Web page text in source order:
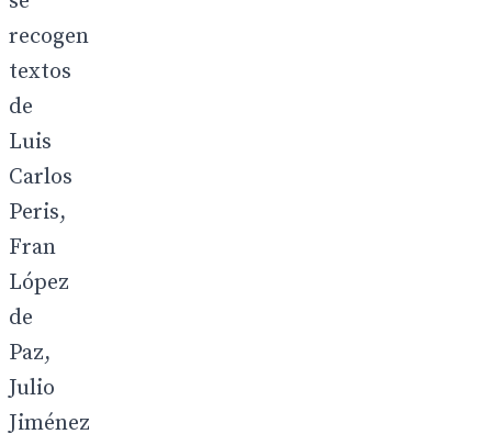
recogen
textos
de
Luis
Carlos
Peris,
Fran
López
de
Paz,
Julio
Jiménez